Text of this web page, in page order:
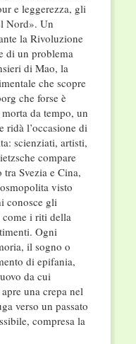
e leggerezza, gli
Nord». Un
la Rivoluzione
di un problema
di Mao, la
che scopre
che forse è
da tempo, un
ridà l’occasione di
scienziati, artisti,
compare
Svezia e Cina,
visto
conosce gli
i riti della
Ogni
il sogno o
di epifania,
da cui
una crepa nel
verso un passato
compresa la